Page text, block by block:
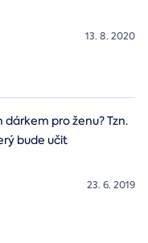
13. 8. 2020
pro ženu? Tzn.
bude učit
23. 6. 2019